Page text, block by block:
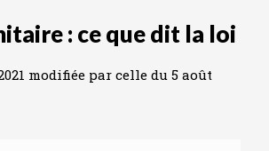
: ce que dit la loi
modifiée par celle du 5 août